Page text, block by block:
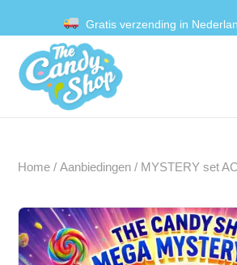
Gratis verzending in
Home /Aanbiedingen / MYSTERY set